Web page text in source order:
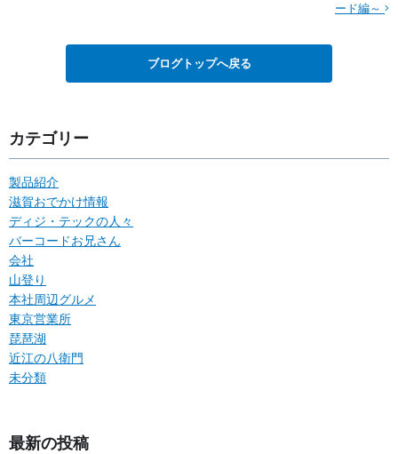
ード編～
ブログトップへ戻る
カテゴリー
製品紹介
滋賀おでかけ情報
ディジ・テックの人々
バーコードお兄さん
会社
山登り
本社周辺グルメ
東京営業所
琵琶湖
近江の八衛門
未分類
最新の投稿